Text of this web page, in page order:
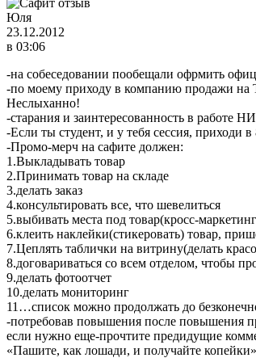
Юля
23.12.2012
в 03:06
-на собеседовании пообещали офрмить
-по моему приходу в компанию продажи на
Неслыханно!
-старания и заинтересованность в
-Если ты студент, и у тебя сессия,
-Промо-мерч на сафите должен:
1.Выкладывать товар
2.Принимать товар на складе
3.делать заказ
4.консультировать все, что шевелиться
5.выбивать места под товар(кросс-
6.клеить наклейки(стикеровать) товар,
7.Цеплять таблички на витрину(делать
8.договариваться со всем отделом, чтобы
9.делать фотоотчет
10.делать мониторинг
11…список можно продолжать до
-потребовав повышения после повышения
если нужно еще-прочтите предидущие
«Пашите, как лошади, и получайте копейки»